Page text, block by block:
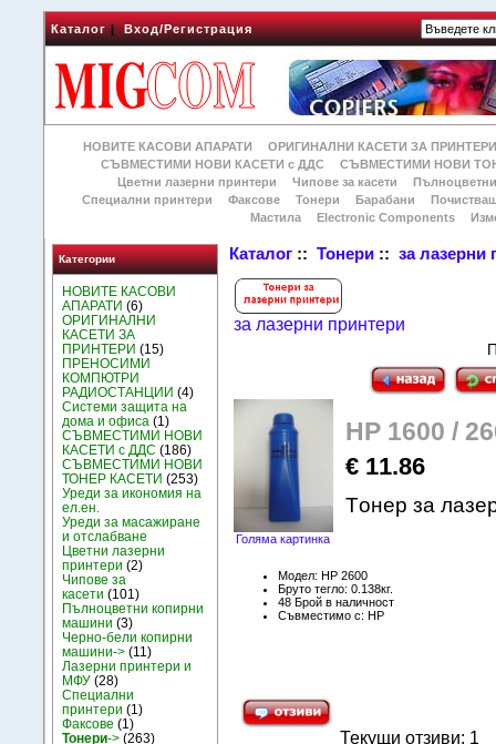
Каталог|Вход/Регистрация
НОВИТЕ КАСОВИ АПАРАТИ
ОРИГИНАЛНИ КАСЕТИ ЗА
СЪВМЕСТИМИ НОВИ КАСЕТИ с ДДС
СЪВМЕСТИМИ НОВИ
Цветни лазерни принтери
Чипове за касети
Специални принтери
Факсове Тонери Барабани
Мастила
Electronic Components
Категории
НОВИТЕ КАСОВИ
АПАРАТИ (6)
ОРИГИНАЛНИ
КАСЕТИ ЗА
ПРИНТЕРИ (15)
ПРЕНОСИМИ
КОМПЮТРИ
РАДИОСТАНЦИИ (4)
Системи защита на
дома и офиса (1)
СЪВМЕСТИМИ НОВИ
КАСЕТИ с ДДС (186)
СЪВМЕСТИМИ НОВИ
ТОНЕР КАСЕТИ (253)
Уреди за икономия на
ел.ен.
Уреди за масажиране
и отслабване
Цветни лазерни
принтери (2)
Чипове за
касети (101)
Пълноцветни копирни
машини (3)
Черно-бели копирни
машини-> (11)
Лазерни принтери и
МФУ (28)
Специални
принтери (1)
Факсове (1)
Тонери-> (263)
Каталог ::Тонери ::за лазерни
за лазерни принтери
Голяма картинка
HР 1600 /
€ 11.86
Tонер за
Модел: HP 2600
Бруто тегло: 0.138кг.
48 Брой в наличност
Съвместимо с: HP
Текущи отзиви: 1